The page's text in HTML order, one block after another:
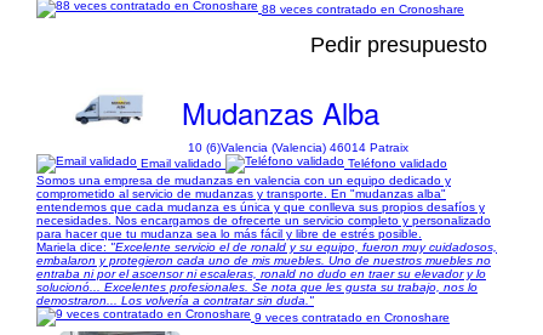
88 veces contratado en Cronoshare
Pedir presupuesto
Mudanzas Alba
10 (6)Valencia (Valencia) 46014 Patraix
Email validado
Teléfono validado
Somos una empresa de mudanzas en valencia con un equipo dedicado y
comprometido al servicio de mudanzas y transporte. En "mudanzas alba"
entendemos que cada mudanza es única y que conlleva sus propios desafíos y
necesidades. Nos encargamos de ofrecerte un servicio completo y personalizado
para hacer que tu mudanza sea lo más fácil y libre de estrés posible.
Mariela dice: "Excelente servicio el de ronald y su equipo, fueron muy cuidadosos,
embalaron y protegieron cada uno de mis muebles. Uno de nuestros muebles no
entraba ni por el ascensor ni escaleras, ronald no dudo en traer su elevador y lo
solucionó... Excelentes profesionales. Se nota que les gusta su trabajo, nos lo
demostraron... Los volvería a contratar sin duda."
9 veces contratado en Cronoshare